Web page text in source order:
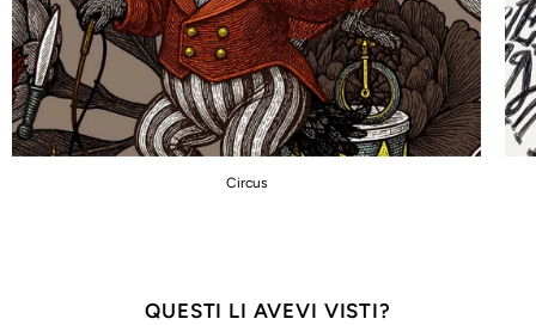
Circus
QUESTI LI AVEVI VISTI?